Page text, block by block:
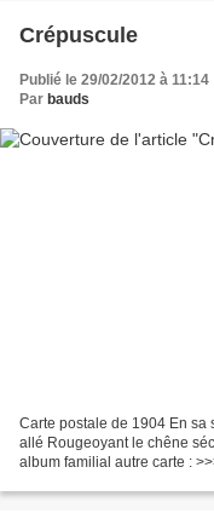
Crépuscule
Publié le 29/02/2012 à 11:14
Par bauds
Carte postale de 1904 En
allé Rougeoyant le chêne
album familial autre carte :